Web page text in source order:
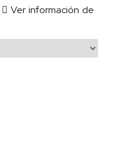
Ver información de